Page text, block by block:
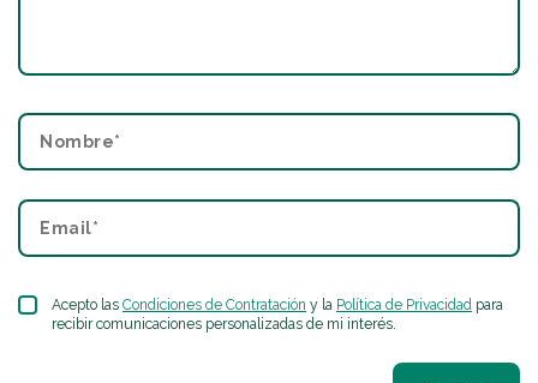
Acepto las Condiciones de Contratación y la Política de Privacidad para
recibir comunicaciones personalizadas de mi interés.